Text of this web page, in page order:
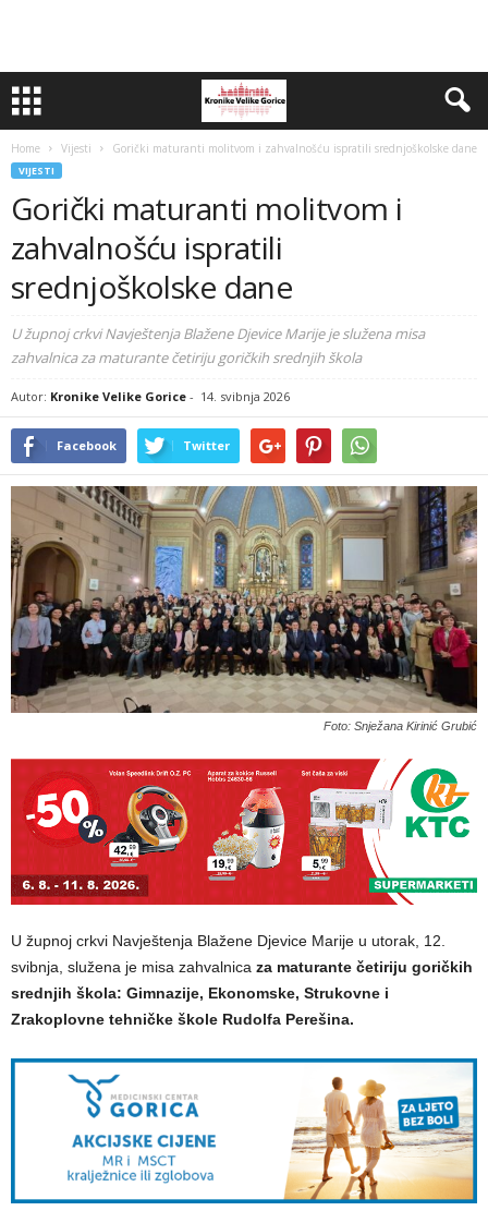
Home Vijesti Gorički maturanti molitvom i zahvalnošću ispratili srednjoškolske dane
VIJESTI
Gorički maturanti molitvom i
zahvalnošću ispratili
srednjoškolske dane
U župnoj crkvi Navještenja Blažene Djevice Marije je služena misa
zahvalnica za maturante četiriju goričkih srednjih škola
Autor: Kronike Velike Gorice - 14. svibnja 2026
Facebook Twitter
Foto: Snježana Kirinić Grubić
U župnoj crkvi Navještenja Blažene Djevice Marije u utorak, 12.
svibnja, služena je misa zahvalnica za maturante četiriju goričkih
srednjih škola: Gimnazije, Ekonomske, Strukovne i
Zrakoplovne tehničke škole Rudolfa Perešina.